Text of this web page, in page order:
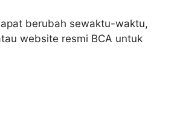
berubah sewaktu-waktu,
website resmi BCA untuk